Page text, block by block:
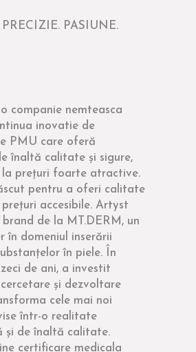
PRECIZIE. PASIUNE.
companie nemteasca
inovatie de
PMU care oferă
înaltă calitate și sigure,
prețuri foarte atractive.
pentru a oferi calitate
accesibile. Artyst
brand de la MT.DERM, un
în domeniul inserării
în piele. În
de ani, a investit
și dezvoltare
cele mai noi
într-o realitate
și de înaltă calitate.
certificare medicala